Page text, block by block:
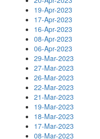
19-Apr-2023
17-Apr-2023
16-Apr-2023
08-Apr-2023
06-Apr-2023
29-Mar-2023
27-Mar-2023
26-Mar-2023
22-Mar-2023
21-Mar-2023
19-Mar-2023
18-Mar-2023
17-Mar-2023
08-Mar-2023